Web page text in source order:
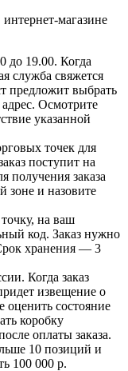
магазине
до 19.00. Когда
служба свяжется
предложит выбрать
Осмотрите
указанной
точек для
поступит на
получения заказа
зоне и назовите
на ваш
код. Заказ нужно
хранения — 3
Когда заказ
извещение о
состояние
коробку
оплаты заказа.
10 позиций и
100 000 р.